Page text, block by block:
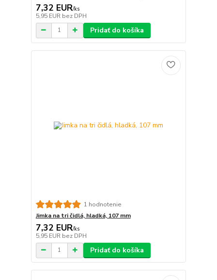
7,32 EUR/ks
5,95 EUR bez DPH
Pridať do košíka
1 hodnotenie
Jimka na tri čidlá, hladká, 107 mm
7,32 EUR/ks
5,95 EUR bez DPH
Pridať do košíka